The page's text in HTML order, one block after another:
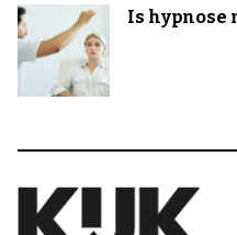
Is hypnose